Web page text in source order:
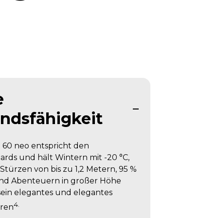
neo entspricht den
und hält Wintern mit -20 °C,
von bis zu 1,2 Metern, 95 %
Abenteuern in großer Höhe
elegantes und elegantes
4.